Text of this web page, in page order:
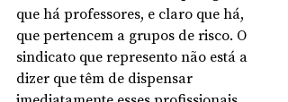
que há professores, e claro que há,
que pertencem a grupos de risco. O
sindicato que represento não está a
dizer que têm de dispensar